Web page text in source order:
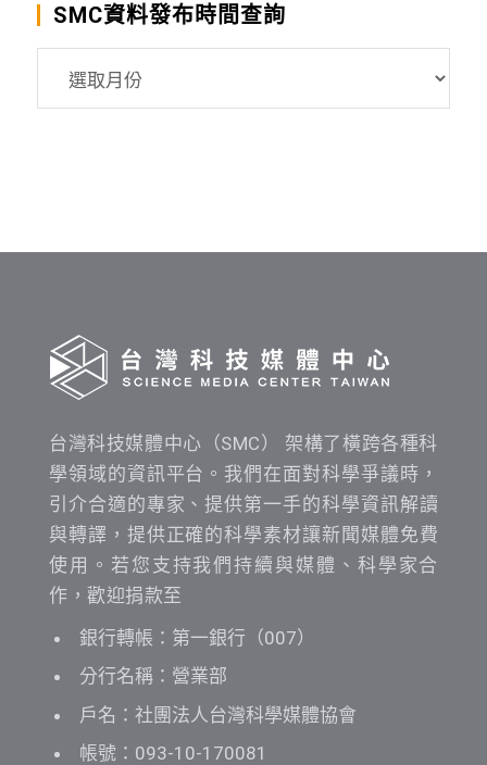
SMC資料發布時間查詢
台灣科技媒體中心（SMC） 架構了橫跨各種科
學領域的資訊平台。我們在面對科學爭議時，
引介合適的專家、提供第一手的科學資訊解讀
與轉譯，提供正確的科學素材讓新聞媒體免費
使用。若您支持我們持續與媒體、科學家合
作，歡迎捐款至
銀行轉帳：第一銀行（007）
分行名稱：營業部
戶名：社團法人台灣科學媒體協會
帳號：093-10-170081